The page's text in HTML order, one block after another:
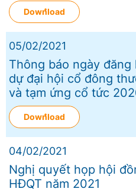
Download
05/02/2021
Thông báo ngày
dự đại hội cổ đông
và tạm ứng cổ tức
Download
04/02/2021
Nghị quyết họp hội
HĐQT năm 2021